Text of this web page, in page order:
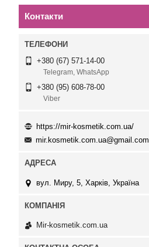
Контакти
+380 (67) 571-14-00
Telegram, WhatsApp
+380 (95) 608-78-00
Viber
https://mir-kosmetik.com.ua/
mir.kosmetik.com.ua@gmail.com
вул. Миру, 5, Харків, Україна
Mir-kosmetik.com.ua